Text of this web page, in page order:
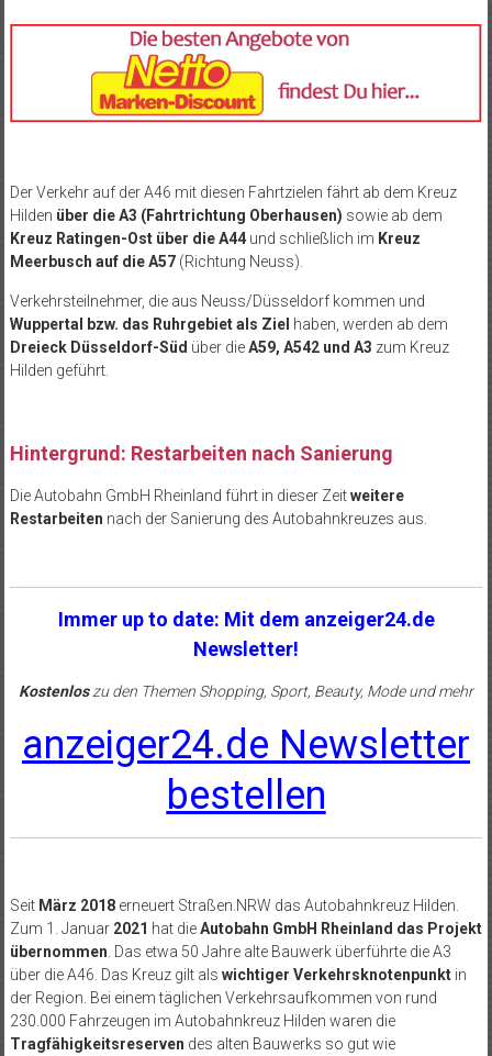
Der Verkehr auf der A46 mit diesen Fahrtzielen fährt ab dem Kreuz
Hilden über die A3 (Fahrtrichtung Oberhausen) sowie ab dem
Kreuz Ratingen-Ost über die A44und schließlich im Kreuz
Meerbusch auf die A57(Richtung Neuss).
Verkehrsteilnehmer, die aus Neuss/Düsseldorf kommen und
Wuppertal bzw. das Ruhrgebiet als Ziel haben, werden ab dem
Dreieck Düsseldorf-Süd über dieA59, A542 und A3 zum Kreuz
Hilden geführt.
Hintergrund: Restarbeiten nach Sanierung
Die Autobahn GmbH Rheinland führt in dieser Zeitweitere
Restarbeiten nach der Sanierung des Autobahnkreuzes aus.
Immer up to date: Mit dem anzeiger24.de
Newsletter!
Kostenloszu den Themen Shopping, Sport, Beauty, Mode und mehr
anzeiger24.de Newsletter
bestellen
Seit März 2018erneuert Straßen.NRW das Autobahnkreuz Hilden.
Zum 1. Januar 2021 hat dieAutobahn GmbH Rheinland das Projekt
übernommen. Das etwa 50 Jahre alte Bauwerk überführte die A3
über die A46. Das Kreuz gilt als wichtiger Verkehrsknotenpunktin
der Region. Bei einem täglichen Verkehrsaufkommen von rund
230.000 Fahrzeugen im Autobahnkreuz Hilden waren die
Tragfähigkeitsreserven des alten Bauwerks so gut wie